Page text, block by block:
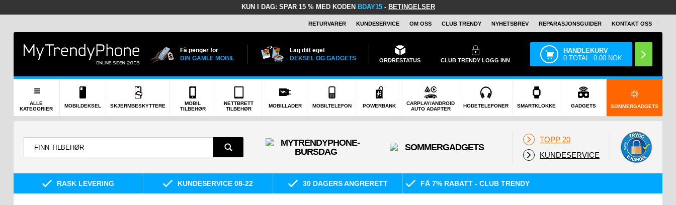
KUN I DAG: SPAR 15 % MED KODEN BDAY15- BETINGELSER
RETURVARER KUNDESERVICE OM OSS CLUB TRENDY NYHETSBREV REPARASJONSGUIDER KONTAKT OSS
Få penger for
DIN GAMLE MOBIL
Lag ditt eget
DEKSEL OG GADGETS
ORDRESTATUS CLUB TRENDYLOGG INN
HANDLEKURV
0 TOTAL:0,00 NOK
ALLE
KATEGORIER
MOBILDEKSEL SKJERMBESKYTTERE
MOBIL
TILBEHØR
NETTBRETT
TILBEHØR
MOBILLADER MOBILTELEFON POWERBANK
CARPLAY/ANDROID
AUTO ADAPTER
HODETELEFONER SMARTKLOKKE GADGETS SOMMERGADGETS
TOPP 20
KUNDESERVICE
RASK LEVERING KUNDESERVICE 08-22 30 DAGERS ANGRERETT FÅ 7% RABATT - CLUB TRENDY